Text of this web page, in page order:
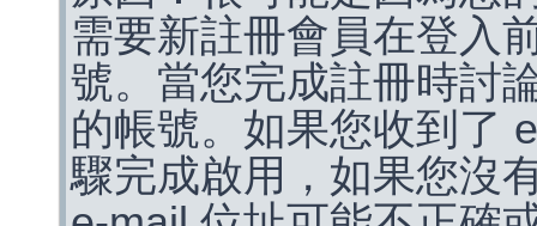
需要新註冊會員在登入
號。當您完成註冊時討
的帳號。如果您收到了
驟完成啟用，如果您沒